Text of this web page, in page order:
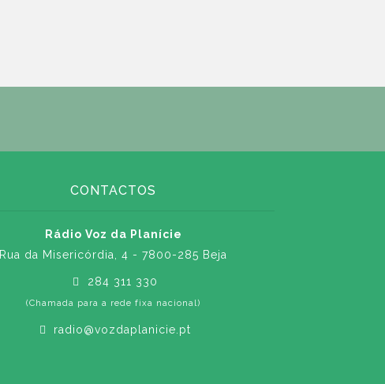
CONTACTOS
Rádio Voz da Planície
Rua da Misericórdia, 4 - 7800-285 Beja
284 311 330
(Chamada para a rede fixa nacional)
radio@vozdaplanicie.pt